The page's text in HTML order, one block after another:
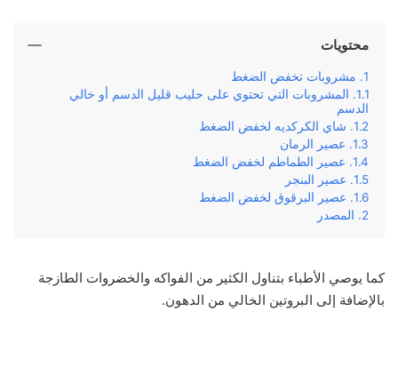
محتويات
مشروبات تخفض الضغط
المشروبات التي تحتوي على حليب قليل الدسم أو خالي
الدسم
شاي الكركديه لخفض الضغط
عصير الرمان
عصير الطماطم لخفض الضغط
عصير البنجر
عصير البرقوق لخفض الضغط
المصدر
كما يوصي الأطباء بتناول الكثير من الفواكه والخضروات الطازجة
بالإضافة إلى البروتين الخالي من الدهون.